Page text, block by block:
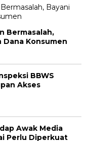
Bermasalah,
Dana Konsumen
BBWS
Akses
Awak Media
Perlu Diperkuat